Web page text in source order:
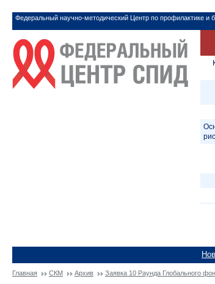
Федеральный научно-методический Центр по профилактике и
Главная СКМ Архив Заявка 10 Раунда Глобального